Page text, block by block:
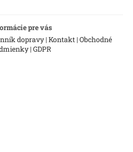
pre vás
dopravy| Kontakt| Obchodné
| GDPR